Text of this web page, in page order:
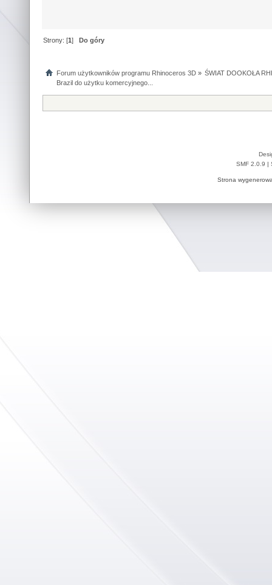
Strony: [1]Do góry
Forum użytkowników programu Rhinoceros 3D» ŚWIAT DOOKOŁA
Brazil do użytku komercyjnego...
SMF 2.0.9
Strona